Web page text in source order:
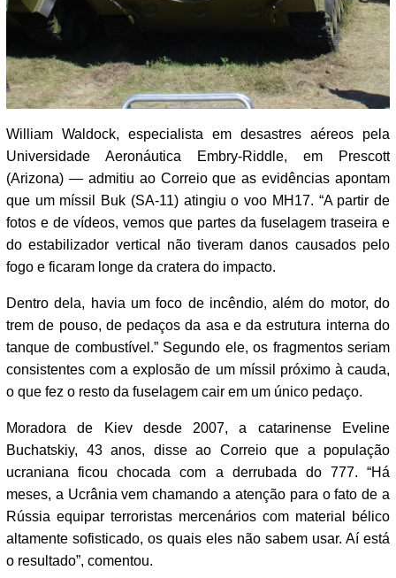
William Waldock, especialista em desastres aéreos pela
Universidade Aeronáutica Embry-Riddle, em Prescott
(Arizona) — admitiu ao Correio que as evidências apontam
que um míssil Buk (SA-11) atingiu o voo MH17. “A partir de
fotos e de vídeos, vemos que partes da fuselagem traseira e
do estabilizador vertical não tiveram danos causados pelo
fogo e ficaram longe da cratera do impacto.
Dentro dela, havia um foco de incêndio, além do motor, do
trem de pouso, de pedaços da asa e da estrutura interna do
tanque de combustível.” Segundo ele, os fragmentos seriam
consistentes com a explosão de um míssil próximo à cauda,
o que fez o resto da fuselagem cair em um único pedaço.
Moradora de Kiev desde 2007, a catarinense Eveline
Buchatskiy, 43 anos, disse ao Correio que a população
ucraniana ficou chocada com a derrubada do 777. “Há
meses, a Ucrânia vem chamando a atenção para o fato de a
Rússia equipar terroristas mercenários com material bélico
altamente sofisticado, os quais eles não sabem usar. Aí está
o resultado”, comentou.